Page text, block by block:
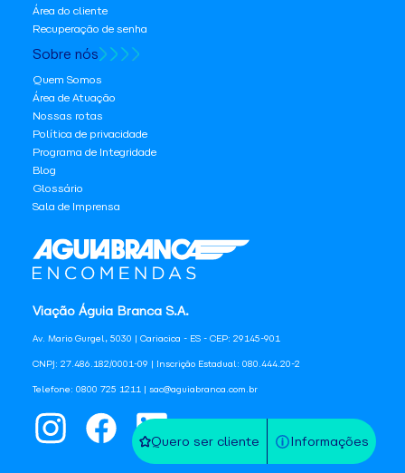
Quero ser cliente Informações
Viação Águia Branca S.A.
Av. Mario Gurgel, 5030 | Cariacica - ES - CEP: 29145-901
CNPJ: 27.486.182/0001-09 | Inscrição Estadual: 080.444.20-2
Telefone: 0800 725 1211 | sac@aguiabranca.com.br
Área do cliente
Recuperação de senha
Sobre nós
Quem Somos
Área de Atuação
Nossas rotas
Política de privacidade
Programa de Integridade
Blog
Glossário
Sala de Imprensa